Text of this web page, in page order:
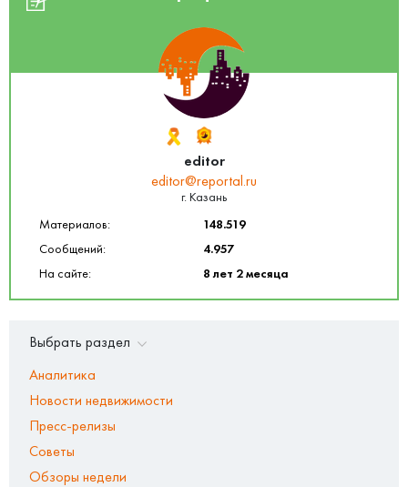
editor
editor@reportal.ru
г. Казань
Материалов:
148.519
Сообщений:
4.957
На сайте:
8 лет 2 месяца
Выбрать раздел
Аналитика
Новости недвижимости
Пресс-релизы
Советы
Обзоры недели